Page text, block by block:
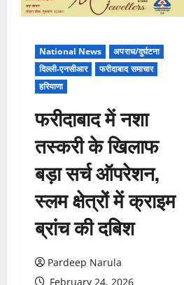
National News
अपराध/दुर्घटना
दिल्ली-एनसीआर
फरीदाबाद समाचार
हरियाणा
फरीदाबाद में नशा
तस्करी के खिलाफ
बड़ा सर्च ऑपरेशन,
स्लम क्षेत्रों में क्राइम
ब्रांच की दबिश
Pardeep Narula
February 24, 2026